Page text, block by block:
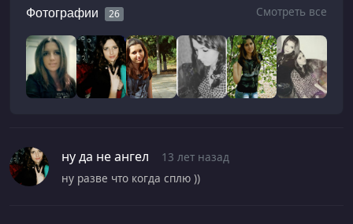
Фотографии 26 Смотреть все
ну да не ангел
13 лет назад
ну разве что когда сплю ))